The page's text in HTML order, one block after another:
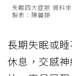
失眠四大症狀 資料
製表：陳麗婷
長期失眠或
休息，交感